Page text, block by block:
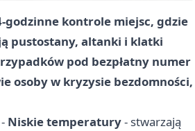
godzinne kontrole miejsc, gdzie
pustostany, altanki i klatki
pod bezpłatny numer
osoby w kryzysie bezdomności,
Niskie temperatury- stwarzają